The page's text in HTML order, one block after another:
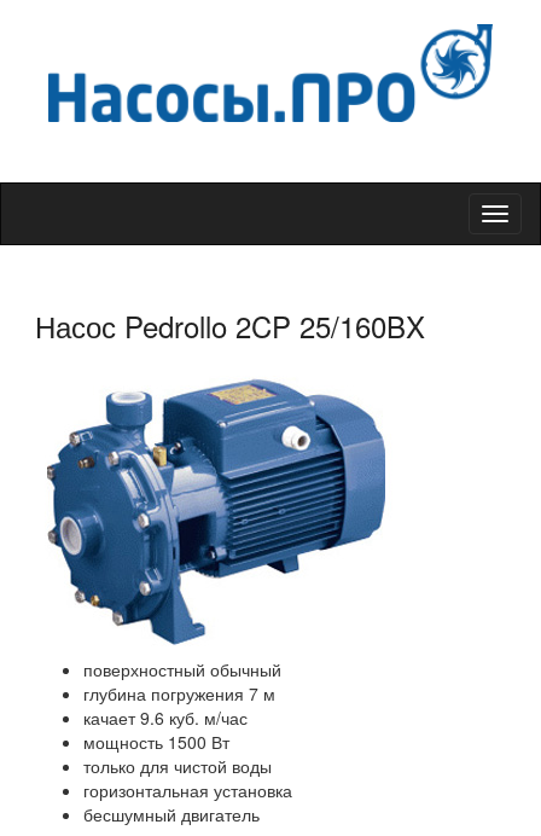
Меню
Насос Pedrollo 2CP 25/160BX
поверхностный обычный
глубина погружения 7 м
качает 9.6 куб. м/час
мощность 1500 Вт
только для чистой воды
горизонтальная установка
бесшумный двигатель